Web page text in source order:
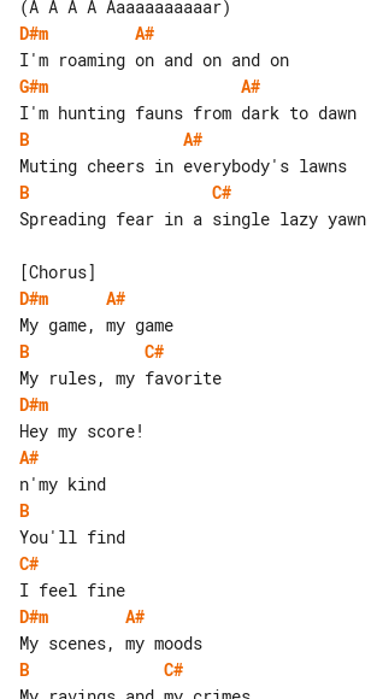
D#m
A#
G#m
A#
B
A#
B
C#
Spreading fear in a single lazy yawn
D#m
A#
B
C#
D#m
A#
B
C#
D#m
A#
B
C#